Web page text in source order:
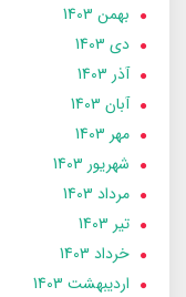
بهمن 1403
دی 1403
آذر 1403
آبان 1403
مهر 1403
شهریور 1403
مرداد 1403
تير 1403
خرداد 1403
ارديبهشت 1403